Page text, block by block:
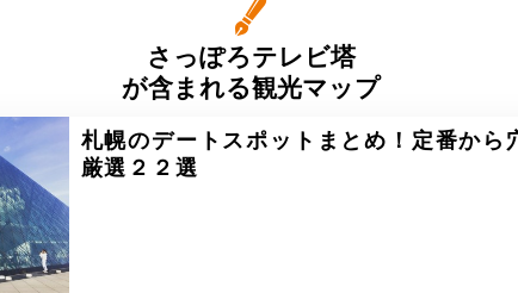
さっぽろテレビ塔
が含まれる観光マップ
札幌のデートスポットまとめ！定番から
厳選２２選